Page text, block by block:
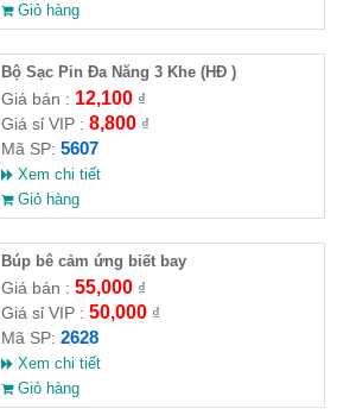
Giỏ hàng
Bộ Sạc Pin Đa Năng 3 Khe (HĐ )
Giá bán : 12,100₫
Giá sỉ VIP : 8,800₫
Mã SP: 5607
Xem chi tiết
Giỏ hàng
​Búp bê cảm ứng biết bay
Giá bán : 55,000₫
Giá sỉ VIP : 50,000₫
Mã SP: 2628
Xem chi tiết
Giỏ hàng